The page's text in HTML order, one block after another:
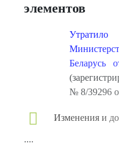
элементов
№ 8/39296
Изменения и
....